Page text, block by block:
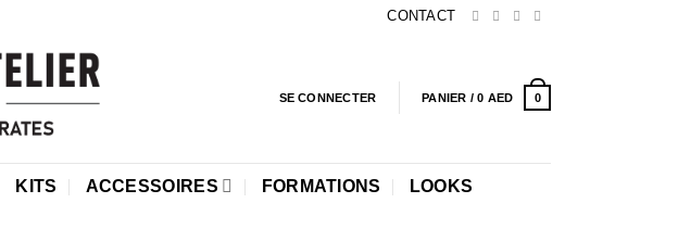
CONTACT
SE CONNECTER PANIER /0 AED 0
KITS ACCESSOIRES FORMATIONS LOOKS